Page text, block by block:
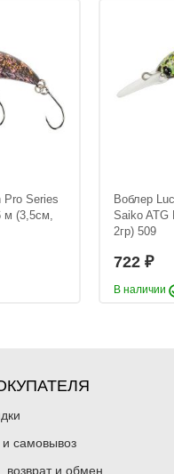
Pro Series
м (3,5см,
Воблер
Saiko ATG
2гр) 509
722 ₽
В наличии
и самовывоз
возврат и обмен